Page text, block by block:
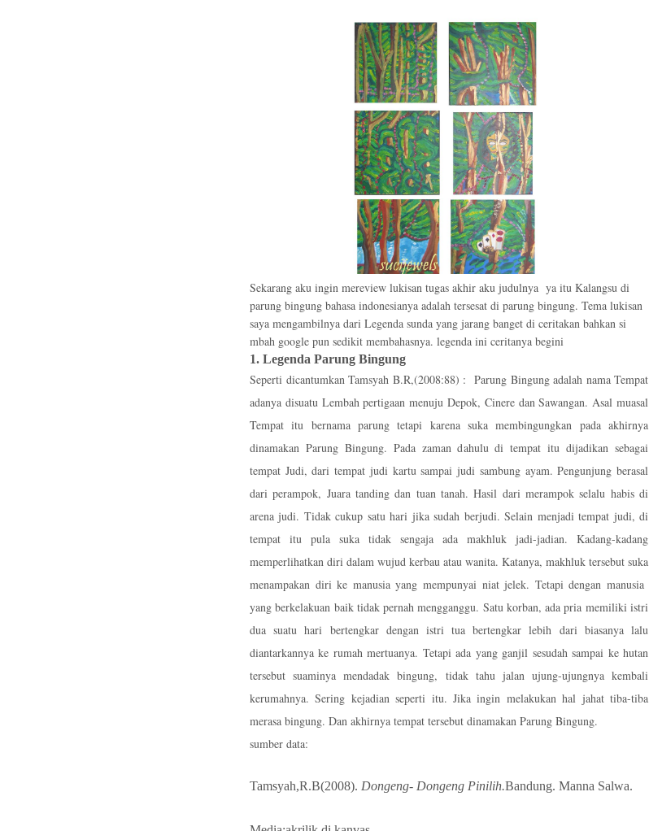
Sekarang aku ingin mereview lukisan tugas akhir aku judulnya ya itu Kalangsu di
parung bingung bahasa indonesianya adalah tersesat di parung bingung. Tema lukisan
saya mengambilnya dari Legenda sunda yang jarang banget di ceritakan bahkan si
mbah google pun sedikit membahasnya. legenda ini ceritanya begini
1. Legenda Parung Bingung
Seperti dicantumkan Tamsyah B.R,(2008:88) : Parung Bingung adalah nama Tempat
adanya disuatu Lembah pertigaan menuju Depok, Cinere dan Sawangan. Asal muasal
Tempat itu bernama parung tetapi karena suka membingungkan pada akhirnya
dinamakan Parung Bingung. Pada zaman dahulu di tempat itu dijadikan sebagai
tempat Judi, dari tempat judi kartu sampai judi sambung ayam. Pengunjung berasal
dari perampok, Juara tanding dan tuan tanah. Hasil dari merampok selalu habis di
arena judi. Tidak cukup satu hari jika sudah berjudi. Selain menjadi tempat judi, di
tempat itu pula suka tidak sengaja ada makhluk jadi-jadian.
Kadang-kadang
memperlihatkan diri dalam wujud kerbau atau wanita. Katanya, makhluk tersebut suka
menampakan diri ke manusia yang mempunyai niat jelek. Tetapi dengan manusia
yang berkelakuan baik tidak pernah mengganggu. Satu korban, ada pria memiliki istri
dua suatu hari bertengkar dengan istri tua bertengkar lebih dari biasanya lalu
diantarkannya ke rumah mertuanya. Tetapi ada yang ganjil sesudah sampai ke hutan
tersebut suaminya mendadak bingung, tidak tahu jalan ujung-ujungnya kembali
kerumahnya. Sering kejadian seperti itu. Jika ingin melakukan hal jahat tiba-tiba
merasa bingung. Dan akhirnya tempat tersebut dinamakan Parung Bingung.
sumber data:
Tamsyah,R.B(2008). Dongeng- Dongeng Pinilih.Bandung. Manna Salwa.